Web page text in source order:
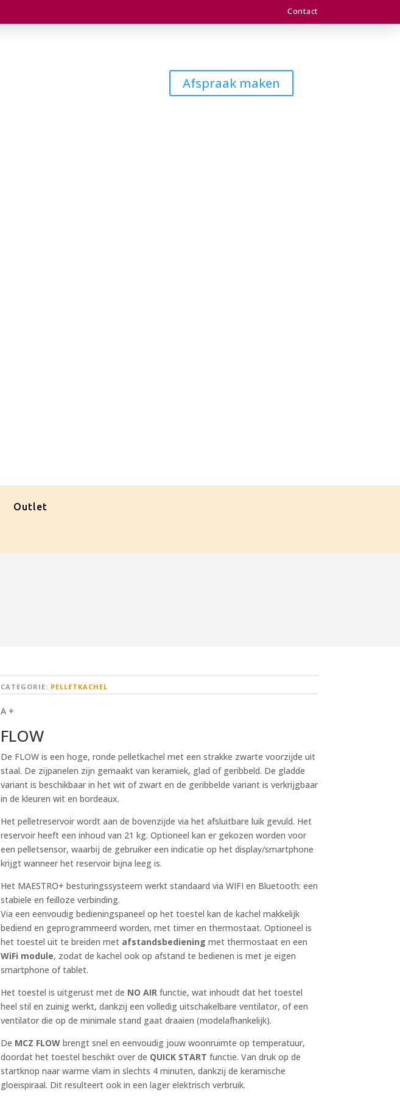
Contact
Afspraak maken
Outlet
CATEGORIE: PELLETKACHEL
A +
FLOW
De FLOW is een hoge, ronde pelletkachel met een strakke zwarte voorzijde uit
staal. De zijpanelen zijn gemaakt van keramiek, glad of geribbeld. De gladde
variant is beschikbaar in het wit of zwart en de geribbelde variant is verkrijgbaar
in de kleuren wit en bordeaux.
Het pelletreservoir wordt aan de bovenzijde via het afsluitbare luik gevuld. Het
reservoir heeft een inhoud van 21 kg. Optioneel kan er gekozen worden voor
een pelletsensor, waarbij de gebruiker een indicatie op het display/smartphone
krijgt wanneer het reservoir bijna leeg is.
Het MAESTRO+ besturingssysteem werkt standaard via WIFI en Bluetooth: een
stabiele en feilloze verbinding.
Via een eenvoudig bedieningspaneel op het toestel kan de kachel makkelijk
bediend en geprogrammeerd worden, met timer en thermostaat. Optioneel is
het toestel uit te breiden met afstandsbediening met thermostaat en een
WiFi module, zodat de kachel ook op afstand te bedienen is met je eigen
smartphone of tablet.
Het toestel is uitgerust met de NO AIR functie, wat inhoudt dat het toestel
heel stil en zuinig werkt, dankzij een volledig uitschakelbare ventilator, of een
ventilator die op de minimale stand gaat draaien (modelafhankelijk).
De MCZ FLOWbrengt snel en eenvoudig jouw woonruimte op temperatuur,
doordat het toestel beschikt over de QUICK START functie. Van druk op de
startknop naar warme vlam in slechts 4 minuten, dankzij de keramische
gloeispiraal. Dit resulteert ook in een lager elektrisch verbruik.